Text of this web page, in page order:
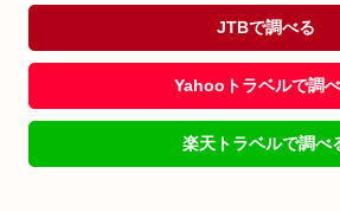
JTBで調べる
Yahooトラベルで調
楽天トラベルで調べ